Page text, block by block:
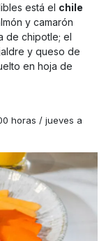
está el chile
y camarón
de chipotle; el
y queso de
en hoja de
horas / jueves a